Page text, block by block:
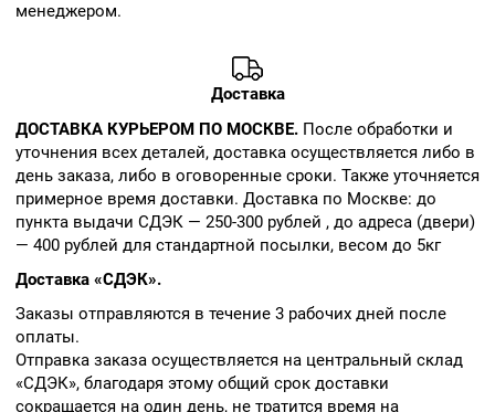
менеджером.
Доставка
ДОСТАВКА КУРЬЕРОМ ПО МОСКВЕ. После обработки и
уточнения всех деталей, доставка осуществляется либо в
день заказа, либо в оговоренные сроки. Также уточняется
примерное время доставки. Доставка по Москве: до
пункта выдачи СДЭК — 250-300 рублей , до адреса (двери)
— 400 рублей для стандартной посылки, весом до 5кг
Доставка «СДЭК».
Заказы отправляются в течение 3 рабочих дней после
оплаты.
Отправка заказа осуществляется на центральный склад
«СДЭК», благодаря этому общий срок доставки
сокращается на один день, не тратится время на